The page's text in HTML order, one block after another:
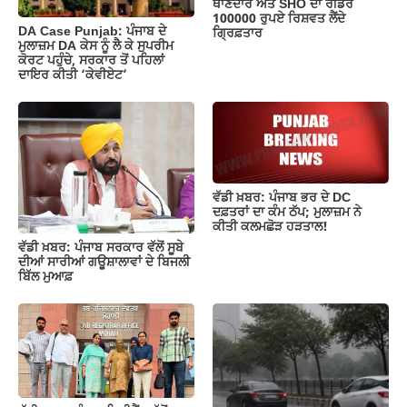
DA Case Punjab: ਪੰਜਾਬ ਦੇ
ਮੁਲਾਜ਼ਮ DA ਕੇਸ ਨੂੰ ਲੈ ਕੇ ਸੁਪਰੀਮ
ਕੋਰਟ ਪਹੁੰਚੇ, ਸਰਕਾਰ ਤੋਂ ਪਹਿਲਾਂ
ਦਾਇਰ ਕੀਤੀ ‘ਕੇਵੀਏਟ’
ਥਾਣੇਦਾਰ ਅਤੇ SHO ਦਾ ਰੀਡਰ
100000 ਰੁਪਏ ਰਿਸ਼ਵਤ ਲੈਂਦੇ
ਗ੍ਰਿਫ਼ਤਾਰ
ਵੱਡੀ ਖ਼ਬਰ: ਪੰਜਾਬ ਸਰਕਾਰ ਵੱਲੋਂ ਸੂਬੇ
ਦੀਆਂ ਸਾਰੀਆਂ ਗਊਸ਼ਾਲਾਵਾਂ ਦੇ ਬਿਜਲੀ
ਬਿੱਲ ਮੁਆਫ਼
ਵੱਡੀ ਖ਼ਬਰ: ਪੰਜਾਬ ਭਰ ਦੇ DC
ਦਫ਼ਤਰਾਂ ਦਾ ਕੰਮ ਠੱਪ; ਮੁਲਾਜ਼ਮ ਨੇ
ਕੀਤੀ ਕਲਮਛੋੜ ਹੜਤਾਲ!